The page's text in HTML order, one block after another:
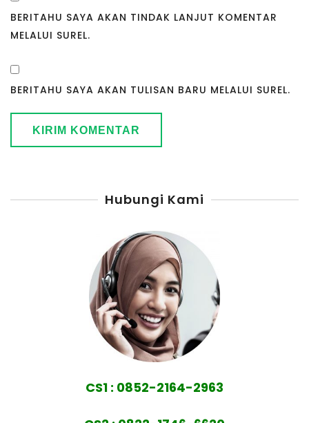
BERITAHU SAYA AKAN TINDAK LANJUT KOMENTAR
MELALUI SUREL.
BERITAHU SAYA AKAN TULISAN BARU MELALUI SUREL.
Hubungi Kami
CS1 : 0852-2164-2963